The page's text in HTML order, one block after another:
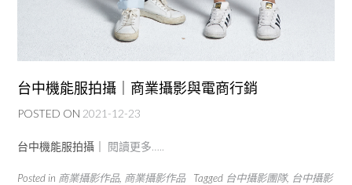
台中機能服拍攝｜商業攝影與電商行銷
POSTED ON 2021-12-23
台中機能服拍攝｜ 閱讀更多…..
Posted in 商業攝影作品, 商業攝影作品 Tagged 台中攝影團隊, 台中攝影